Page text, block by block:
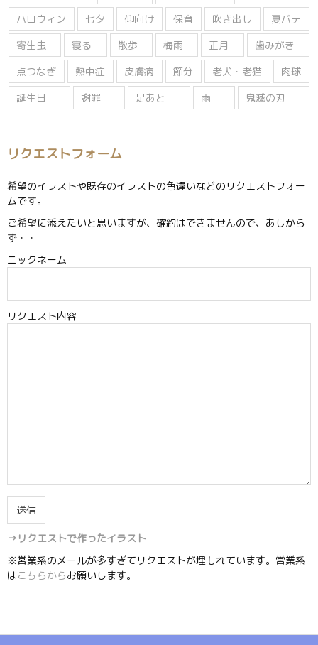
ハロウィン
七夕 仰向け 保育 吹き出し
夏バテ
寄生虫
寝る 散歩 梅雨 正月
歯みがき
点つなぎ
熱中症 皮膚病 節分 老犬・老猫
肉球
誕生日
謝罪 足あと 雨 鬼滅の刃
リクエストフォーム
希望のイラストや既存のイラストの色違いなどのリクエストフォー
ムです。
ご希望に添えたいと思いますが、確約はできませんので、あしから
ず・・
ニックネーム
リクエスト内容
→リクエストで作ったイラスト
※営業系のメールが多すぎてリクエストが埋もれています。営業系
はこちらからお願いします。